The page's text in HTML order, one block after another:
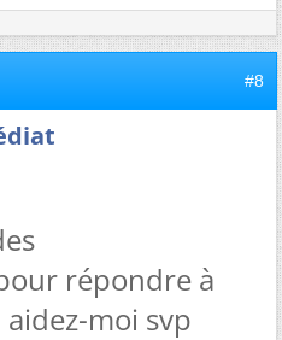
#8
répondre à
moi svp